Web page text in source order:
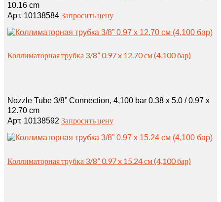
10.16 cm
Арт. 10138584 Запросить цену
Коллиматорная трубка 3/8” 0.97 x 12.70 см (4,100 бар)
Nozzle Tube 3/8” Connection, 4,100 bar 0.38 x 5.0 / 0.97 x
12.70 cm
Арт. 10138592 Запросить цену
Коллиматорная трубка 3/8” 0.97 x 15.24 см (4,100 бар)